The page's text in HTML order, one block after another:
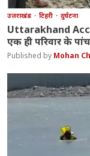
उत्तराखंड टिहरी दुर्घटना
Uttarakhand
एक ही परिवार के
Mohan